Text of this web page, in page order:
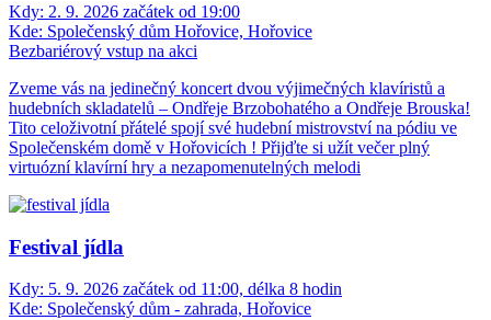
Kdy: 2. 9. 2026 začátek od 19:00
Kde: Společenský dům Hořovice, Hořovice
Bezbariérový vstup na akci
Zveme vás na jedinečný koncert dvou výjimečných klavíristů a
hudebních skladatelů – Ondřeje Brzobohatého a Ondřeje Brouska!
Tito celoživotní přátelé spojí své hudební mistrovství na pódiu ve
Společenském domě v Hořovicích ! Přijďte si užít večer plný
virtuózní klavírní hry a nezapomenutelných melodi
Festival jídla
Kdy: 5. 9. 2026 začátek od 11:00, délka 8 hodin
Kde: Společenský dům - zahrada, Hořovice